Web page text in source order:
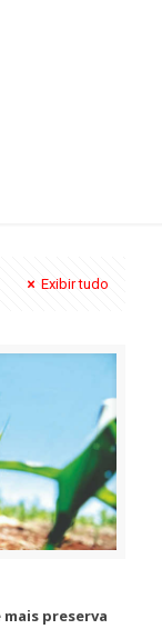
Exibir tudo
mais preserva